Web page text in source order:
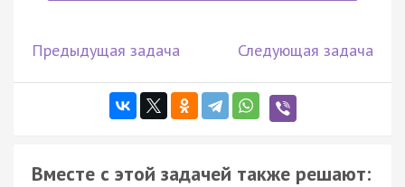
Предыдущая задача Следующая задача
Вместе с этой задачей также решают: